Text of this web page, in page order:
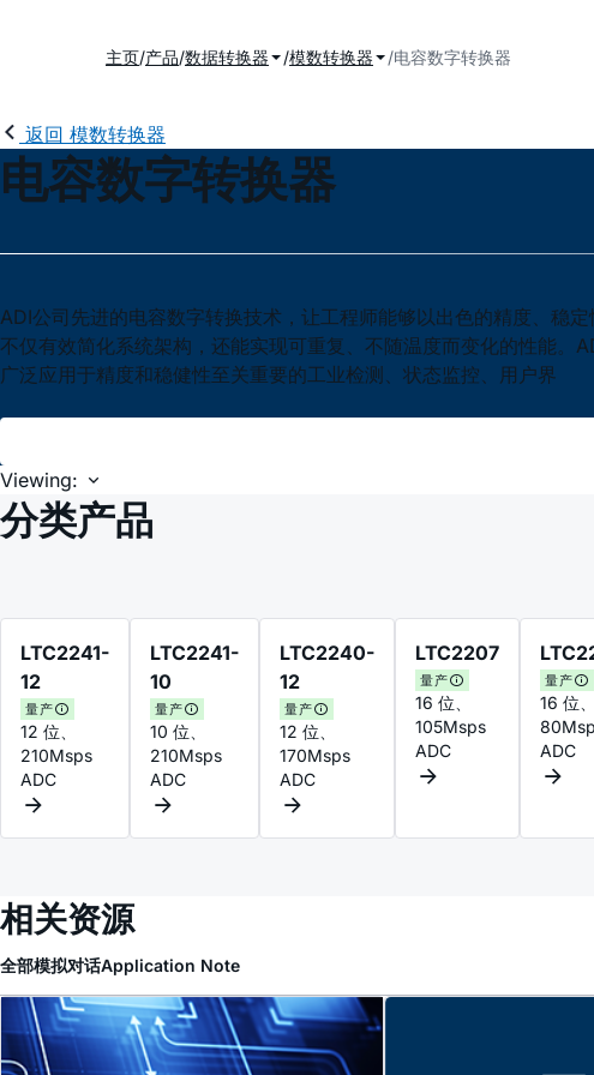
主页 产品 数据转换器 模数转换器 电容数字转换器
返回 模数转换器
电容数字转换器
ADI公司先进的电容数字转换技术，让工程师能够以出色的精度、稳
不仅有效简化系统架构，还能实现可重复、不随温度而变化的性能
广泛应用于精度和稳健性至关重要的工业检测、状态监控、用户界
Viewing:
分类产品
LTC2241-
12
量产
12 位、
210Msps
ADC
LTC2241-
10
量产
10 位、
210Msps
ADC
LTC2240-
12
量产
12 位、
170Msps
ADC
LTC2207
量产
16 位、
105Msps
ADC
量产
16 位、
ADC
相关资源
全部模拟对话Application Note